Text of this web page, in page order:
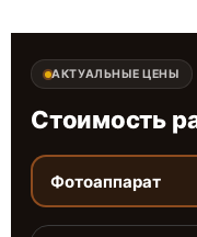
АКТУАЛЬНЫЕ ЦЕНЫ
Стоимость
Фотоаппарат